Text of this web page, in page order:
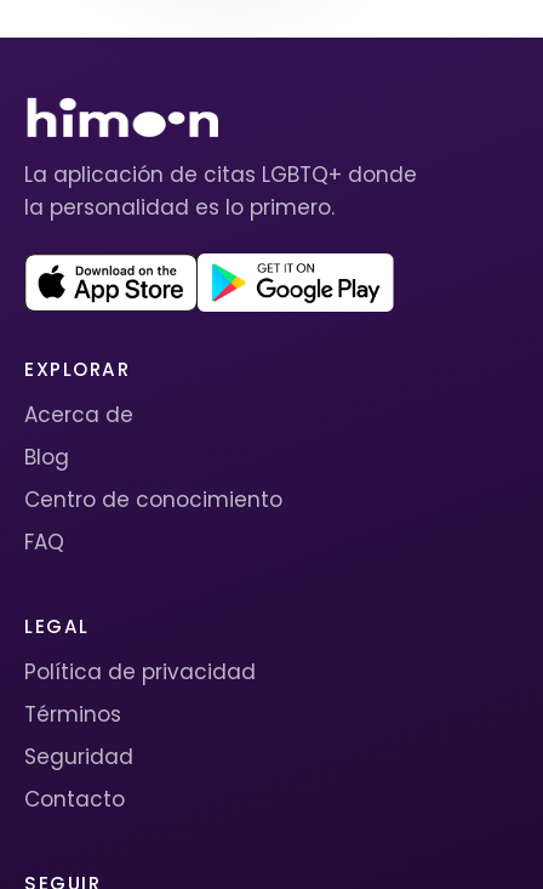
La aplicación de citas LGBTQ+ donde
la personalidad es lo primero.
EXPLORAR
Acerca de
Blog
Centro de conocimiento
FAQ
LEGAL
Política de privacidad
Términos
Seguridad
Contacto